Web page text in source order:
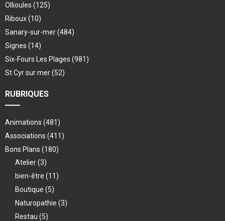
Ollioules (125)
Riboux(10)
Sanary-sur-mer(484)
Signes (14)
Six-Fours Les Plages (981)
St Cyr sur mer(52)
RUBRIQUES
Animations (481)
Associations (411)
Bons Plans (180)
Atelier(3)
bien-être (11)
Boutique (5)
Naturopathie (3)
Restau (5)